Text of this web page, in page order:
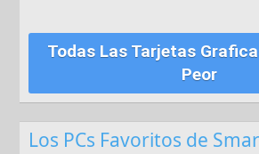
Todas Las Tarjetas
Peor
Los PCs Favoritos de